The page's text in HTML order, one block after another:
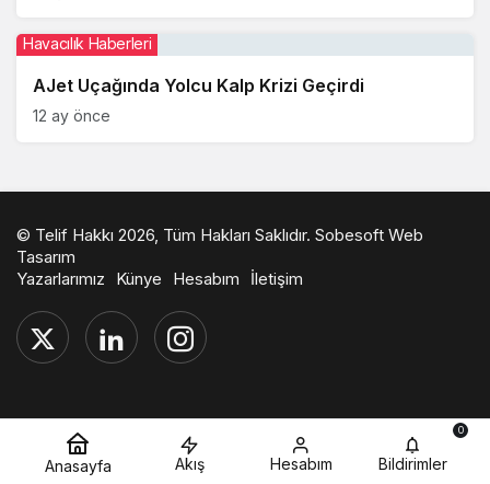
AJet Uçağında Yolcu Kalp Krizi Geçirdi
Havacılık Haberleri
12 ay önce
© Telif Hakkı 2026, Tüm Hakları Saklıdır. Sobesoft Web
Tasarım
Yazarlarımız
Künye Hesabım İletişim
Anasayfa Akış Hesabım Bildirimler
0